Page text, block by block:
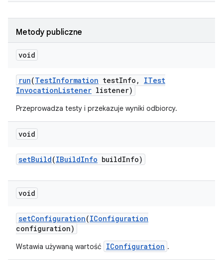
Metody publiczne
void
run(TestInformation testInfo ,
ITest
InvocationListener listener)
Przeprowadza testy i przekazuje wyniki odbiorcy.
void
setBuild(IBuildInfo buildInfo)
void
setConfiguration(IConfiguration
configuration)
Wstawia używaną wartość IConfiguration .